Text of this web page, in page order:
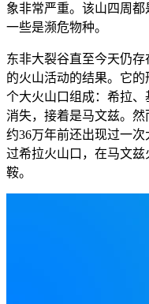
象非常严重。该山四周
一些是濒危物种。
东非大裂谷直至今天仍
的火山活动的结果。它
个大火山口组成：希拉
消失，接着是马文兹。
约36万年前还出现过一
过希拉火山口，在马文
鞍。